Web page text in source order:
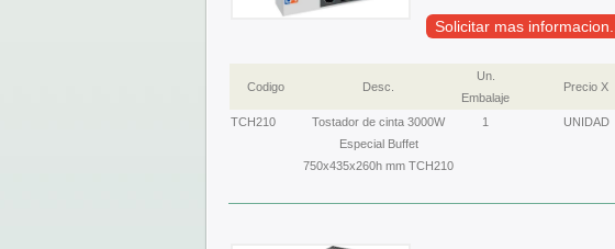
Solicitar mas informacion...
Codigo Desc.
Un.
Embalaje
Precio X
TCH210
Tostador de cinta 3000W
Especial Buffet
750x435x260h mm TCH210
1 UNIDAD